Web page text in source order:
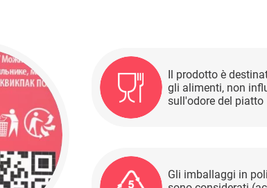
Il prodotto è
gli alimenti, non
sull'odore del piatto
Gli imballaggi in